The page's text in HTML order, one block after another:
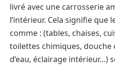
livré avec une carrosserie
l’intérieur. Cela signifie que
comme : (tables, chaises,
toilettes chimiques, douche
d’eau, éclairage intérieur…)